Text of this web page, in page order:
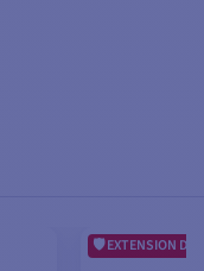
EXTENSION DE